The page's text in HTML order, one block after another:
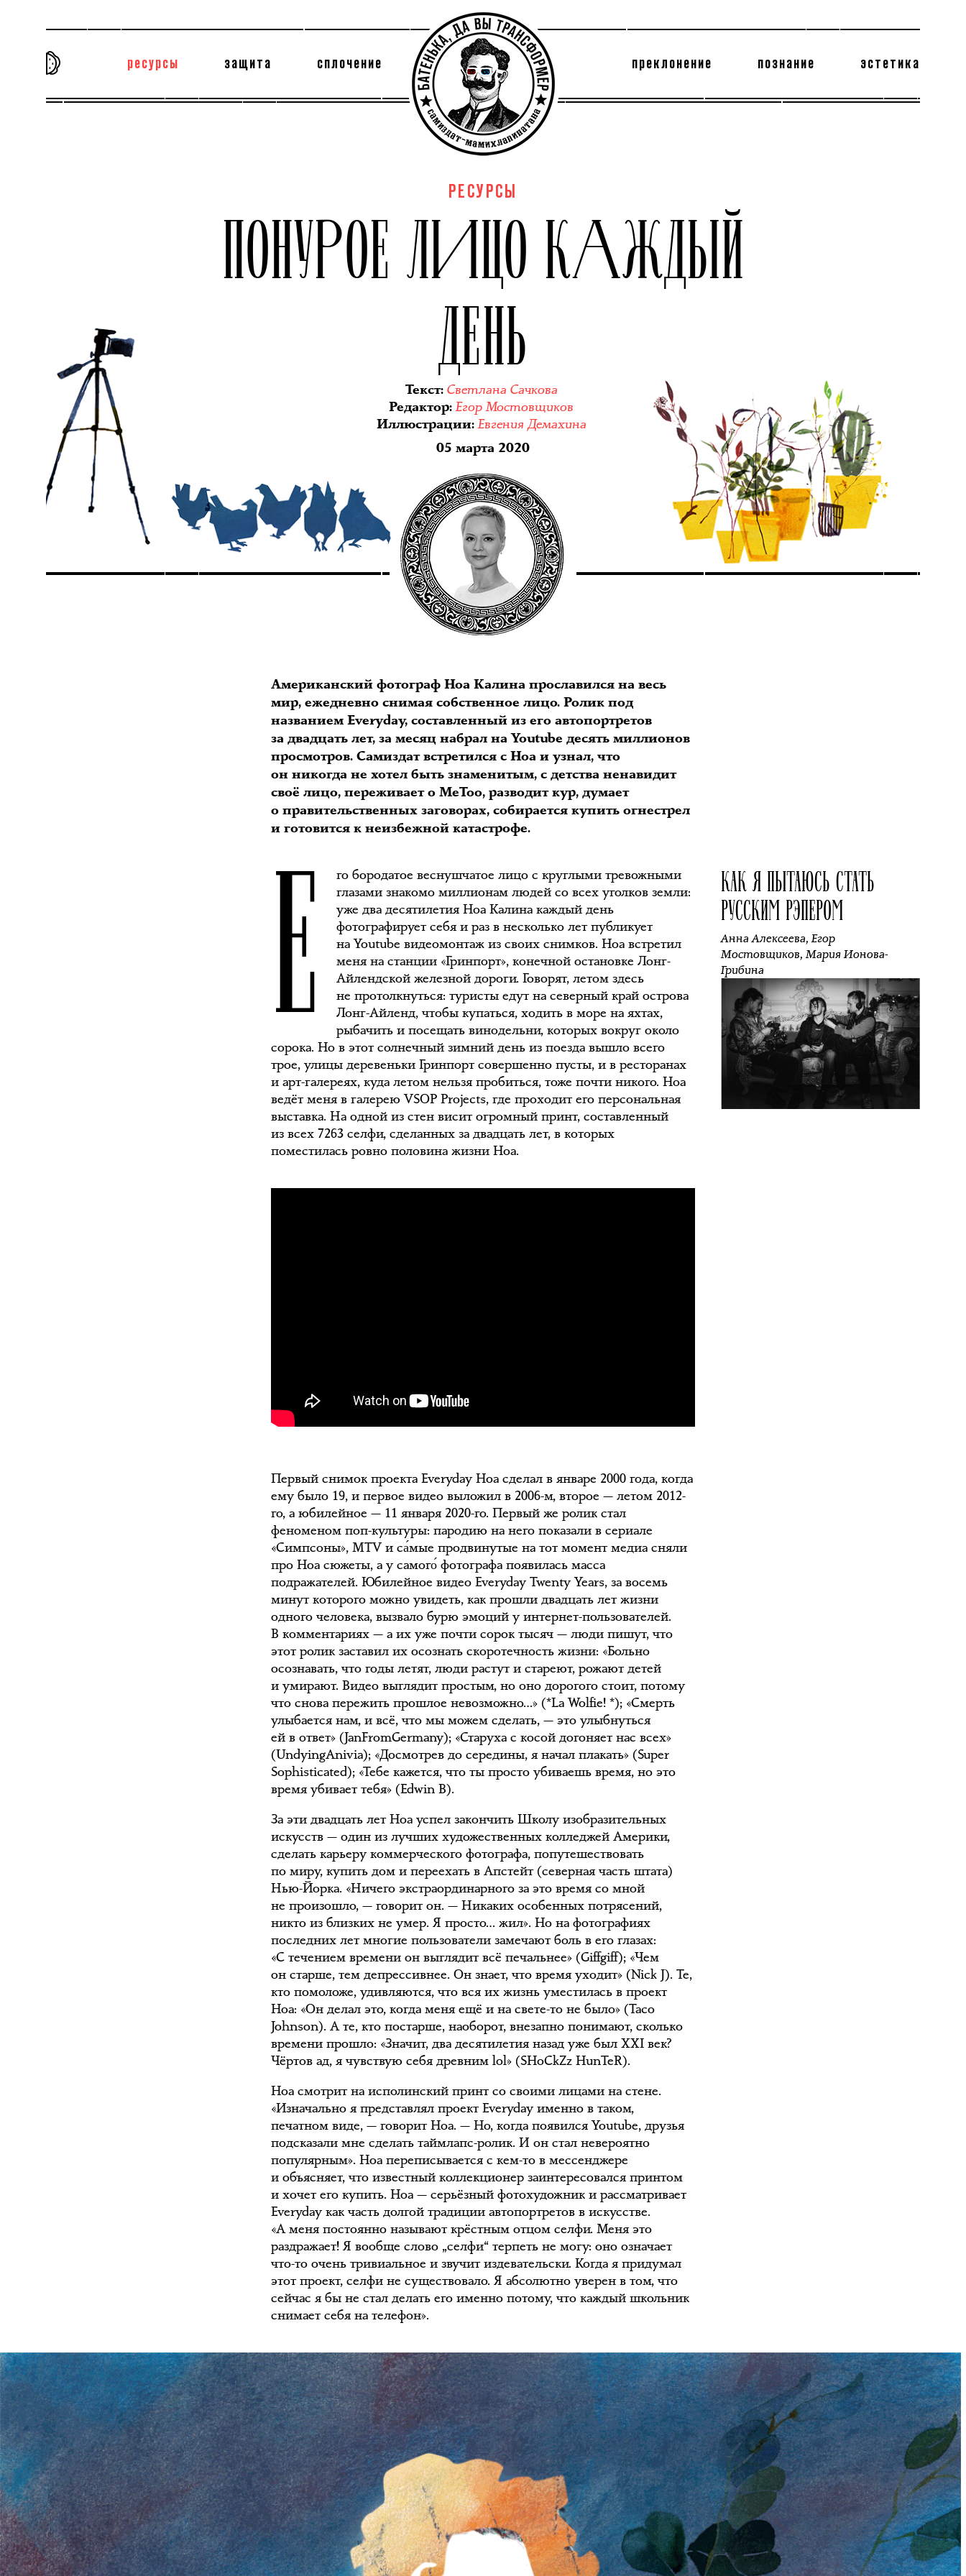
ресурсы защита сплочение преклонение познание эстетика
РЕСУРСЫ
ПОНУРОЕ ЛИЦО КАЖДЫЙ
ДЕНЬ
Текст: Светлана Сачкова
Редактор:Егор Мостовщиков
Иллюстрации:Евгения Демахина
05 марта 2020
Американский фотограф Ноа Калина прославился на весь
мир, ежедневно снимая собственное лицо. Ролик под
названием Everyday, составленный из его автопортретов
за двадцать лет, за месяц набрал на Youtube десять миллионов
просмотров. Самиздат встретился с Ноа и узнал, что
он никогда не хотел быть знаменитым, с детства ненавидит
своё лицо, переживает о MeToo, разводит кур, думает
о правительственных заговорах, собирается купить огнестрел
и готовится к неизбежной катастрофе.
Е
го бородатое веснушчатое лицо с круглыми тревожными
глазами знакомо миллионам людей со всех уголков земли:
уже два десятилетия Ноа Калина каждый день
фотографирует себя и раз в несколько лет публикует
на Youtube видеомонтаж из своих снимков. Ноа встретил
меня на станции «Гринпорт», конечной остановке Лонг-
Айлендской железной дороги. Говорят, летом здесь
не протолкнуться: туристы едут на северный край острова
Лонг-Айленд, чтобы купаться, ходить в море на яхтах,
рыбачить и посещать винодельни, которых вокруг около
сорока. Но в этот солнечный зимний день из поезда вышло всего
трое, улицы деревеньки Гринпорт совершенно пусты, и в ресторанах
и арт-галереях, куда летом нельзя пробиться, тоже почти никого. Ноа
ведёт меня в галерею VSOP Projects, где проходит его персональная
выставка. На одной из стен висит огромный принт, составленный
из всех 7263 селфи, сделанных за двадцать лет, в которых
поместилась ровно половина жизни Ноа.
КАК Я ПЫТАЮСЬ СТАТЬ
РУССКИМ РЭПЕРОМ
Анна Алексеева,Егор
Мостовщиков,Мария Ионова-
Грибина
Первый снимок проекта Everyday Ноа сделал в январе 2000 года, когда
ему было 19, и первое видео выложил в 2006-м, второе — летом 2012-
го, а юбилейное — 11 января 2020-го. Первый же ролик стал
феноменом поп-культуры: пародию на него показали в сериале
«Симпсоны», MTV и са́мые продвинутые на тот момент медиа сняли
про Ноа сюжеты, а у самого́ фотографа появилась масса
подражателей. Юбилейное видео Everyday Twenty Years, за восемь
минут которого можно увидеть, как прошли двадцать лет жизни
одного человека, вызвало бурю эмоций у интернет-пользователей.
В комментариях — а их уже почти сорок тысяч — люди пишут, что
этот ролик заставил их осознать скоротечность жизни: «Больно
осознавать, что годы летят, люди растут и стареют, рожают детей
и умирают. Видео выглядит простым, но оно дорогого стоит, потому
что снова пережить прошлое невозможно…» (*La Wolfie! *); «Смерть
улыбается нам, и всё, что мы можем сделать, — это улыбнуться
ей в ответ» (JanFromGermany); «Старуха с косой догоняет нас всех»
(UndyingAnivia); «Досмотрев до середины, я начал плакать» (Super
Sophisticated); «Тебе кажется, что ты просто убиваешь время, но это
время убивает тебя» (Edwin B).
За эти двадцать лет Ноа успел закончить Школу изобразительных
искусств — один из лучших художественных колледжей Америки,
сделать карьеру коммерческого фотографа, попутешествовать
по миру, купить дом и переехать в Апстейт (северная часть штата)
Нью-Йорка. «Ничего экстраординарного за это время со мной
не произошло, — говорит он. — Никаких особенных потрясений,
никто из близких не умер. Я просто… жил». Но на фотографиях
последних лет многие пользователи замечают боль в его глазах:
«С течением времени он выглядит всё печальнее» (Giffgiff); «Чем
он старше, тем депрессивнее. Он знает, что время уходит» (Nick J). Те,
кто помоложе, удивляются, что вся их жизнь уместилась в проект
Ноа: «Он делал это, когда меня ещё и на свете-то не было» (Taco
Johnson). А те, кто постарше, наоборот, внезапно понимают, сколько
времени прошло: «Значит, два десятилетия назад уже был XXI век?
Чёртов ад, я чувствую себя древним lol» (SHoCkZz HunTeR).
Ноа смотрит на исполинский принт со своими лицами на стене.
«Изначально я представлял проект Everyday именно в таком,
печатном виде, — говорит Ноа. — Но, когда появился Youtube, друзья
подсказали мне сделать таймлапс-ролик. И он стал невероятно
популярным». Ноа переписывается с кем-то в мессенджере
и объясняет, что известный коллекционер заинтересовался принтом
и хочет его купить. Ноа — серьёзный фотохудожник и рассматривает
Everyday как часть долгой традиции автопортретов в искусстве.
«А меня постоянно называют крёстным отцом селфи. Меня это
раздражает! Я вообще слово „селфи“ терпеть не могу: оно означает
что-то очень тривиальное и звучит издевательски. Когда я придумал
этот проект, селфи не существовало. Я абсолютно уверен в том, что
сейчас я бы не стал делать его именно потому, что каждый школьник
снимает себя на телефон».